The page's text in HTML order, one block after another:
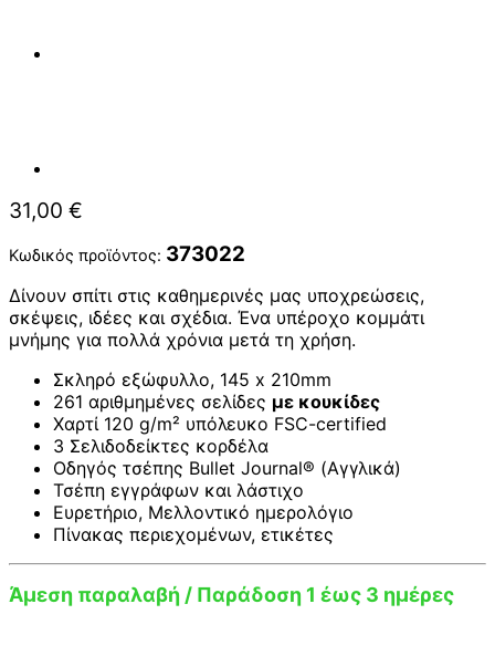
31,00 €
Κωδικός προϊόντος: 373022
Δίνουν σπίτι στις καθημερινές μας υποχρεώσεις,
σκέψεις, ιδέες και σχέδια. Ένα υπέροχο κομμάτι
μνήμης για πολλά χρόνια μετά τη χρήση.
Σκληρό εξώφυλλο, 145 x 210mm
261 αριθμημένες σελίδες με κουκίδες
Χαρτί 120 g/m² υπόλευκο FSC-certified
3 Σελιδοδείκτες κορδέλα
Οδηγός τσέπης Bullet Journal® (Αγγλικά)
Τσέπη εγγράφων και λάστιχο
Ευρετήριο, Μελλοντικό ημερολόγιο
Πίνακας περιεχομένων, ετικέτες
Άμεση παραλαβή / Παράδοση 1 έως 3 ημέρες